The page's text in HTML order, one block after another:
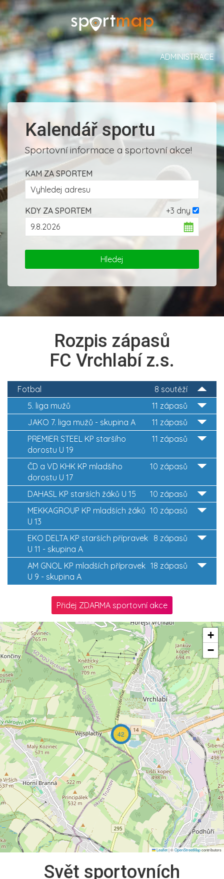
ADMINISTRACE
Kalendář sportu
Sportovní informace a sportovní akce!
KAM ZA SPORTEM
+3 dny
KDY ZA SPORTEM
Rozpis zápasů
FC Vrchlabí z.s.
8 soutěží
Fotbal
11 zápasů
5. liga mužů
11 zápasů
JAKO 7. liga mužů - skupina A
11 zápasů
PREMIER STEEL KP staršího
dorostu U 19
10 zápasů
ČD a VD KHK KP mladšího
dorostu U 17
10 zápasů
DAHASL KP starších žáků U 15
10 zápasů
MEKKAGROUP KP mladších žáků
U 13
8 zápasů
EKO DELTA KP starších přípravek
U 11 - skupina A
18 zápasů
AM GNOL KP mladších přípravek
U 9 - skupina A
Přidej ZDARMA sportovní akce
42
+
−
Leaflet|©OpenStreetMapcontributors
Svět sportovních